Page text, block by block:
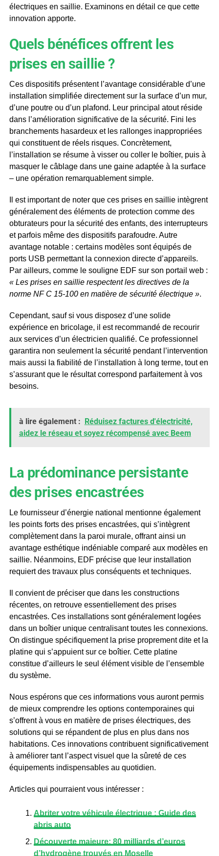
électriques en saillie. Examinons en détail ce que cette
innovation apporte.
Quels bénéfices offrent les
prises en saillie ?
Ces dispositifs présentent l’avantage considérable d’une
installation simplifiée directement sur la surface d’un mur,
d’une poutre ou d’un plafond. Leur principal atout réside
dans l’amélioration significative de la sécurité. Fini les
branchements hasardeux et les rallonges inappropriées
qui constituent de réels risques. Concrètement,
l’installation se résume à visser ou coller le boîtier, puis à
masquer le câblage dans une gaine adaptée à la surface
– une opération remarquablement simple.
Il est important de noter que ces prises en saillie intègrent
généralement des éléments de protection comme des
obturateurs pour la sécurité des enfants, des interrupteurs
et parfois même des dispositifs parafoudre. Autre
avantage notable : certains modèles sont équipés de
ports USB permettant la connexion directe d’appareils.
Par ailleurs, comme le souligne EDF sur son portail web :
« Les prises en saillie respectent les directives de la
norme NF C 15-100 en matière de sécurité électrique ».
Cependant, sauf si vous disposez d’une solide
expérience en bricolage, il est recommandé de recourir
aux services d’un électricien qualifié. Ce professionnel
garantira non seulement la sécurité pendant l’intervention
mais aussi la fiabilité de l’installation à long terme, tout en
s’assurant que le résultat correspond parfaitement à vos
besoins.
à lire également :
Réduisez factures d'électricité,
aidez le réseau et soyez récompensé avec Beem
La prédominance persistante
des prises encastrées
Le fournisseur d’énergie national mentionne également
les points forts des prises encastrées, qui s’intègrent
complètement dans la paroi murale, offrant ainsi un
avantage esthétique indéniable comparé aux modèles en
saillie. Néanmoins, EDF précise que leur installation
requiert des travaux plus conséquents et techniques.
Il convient de préciser que dans les constructions
récentes, on retrouve essentiellement des prises
encastrées. Ces installations sont généralement logées
dans un boîtier unique centralisant toutes les connexions.
On distingue spécifiquement la prise proprement dite et la
platine qui s’appuient sur ce boîtier. Cette platine
constitue d’ailleurs le seul élément visible de l’ensemble
du système.
Nous espérons que ces informations vous auront permis
de mieux comprendre les options contemporaines qui
s’offrent à vous en matière de prises électriques, des
solutions qui se répandent de plus en plus dans nos
habitations. Ces innovations contribuent significativement
à améliorer tant l’aspect visuel que la sûreté de ces
équipements indispensables au quotidien.
Articles qui pourraient vous intéresser :
Abriter votre véhicule électrique : Guide des
abris auto
Découverte majeure: 80 milliards d’euros
d’hydrogène trouvés en Moselle